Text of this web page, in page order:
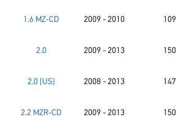
1.6 MZ-CD 2009 - 2010 109
2.0 2009 - 2013 150
2.0 [US] 2008 - 2013 147
2.2 MZR-CD 2009 - 2013 150